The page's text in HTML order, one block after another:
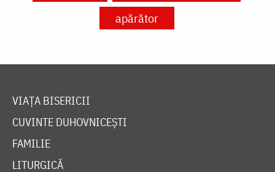
apărător
VIAȚA BISERICII
CUVINTE DUHOVNICEȘTI
FAMILIE
LITURGICĂ